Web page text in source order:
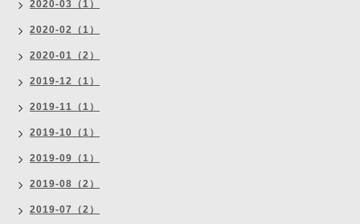
2020-03（1）
2020-02（1）
2020-01（2）
2019-12（1）
2019-11（1）
2019-10（1）
2019-09（1）
2019-08（2）
2019-07（2）